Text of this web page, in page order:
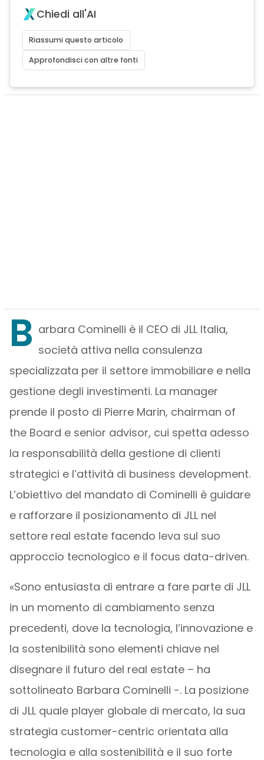
Chiedi all'AI
Riassumi questo articolo
Approfondisci con altre fonti
B arbara Cominelli è il CEO di JLL Italia,
società attiva nella consulenza
specializzata per il settore immobiliare e nella
gestione degli investimenti. La manager
prende il posto di Pierre Marin, chairman of
the Board e senior advisor, cui spetta adesso
la responsabilità della gestione di clienti
strategici e l’attività di business development.
L’obiettivo del mandato di Cominelli è guidare
e rafforzare il posizionamento di JLL nel
settore real estate facendo leva sul suo
approccio tecnologico e il focus data-driven.
«Sono entusiasta di entrare a fare parte di JLL
in un momento di cambiamento senza
precedenti, dove la tecnologia, l’innovazione e
la sostenibilità sono elementi chiave nel
disegnare il futuro del real estate – ha
sottolineato Barbara Cominelli -. La posizione
di JLL quale player globale di mercato, la sua
strategia customer-centric orientata alla
tecnologia e alla sostenibilità e il suo forte